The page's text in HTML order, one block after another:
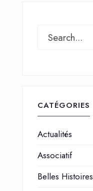
CATÉGORIES
Actualités
Associatif
Belles Histoires